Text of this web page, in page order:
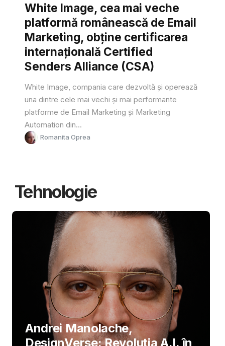
White Image, cea mai veche
platformă românească de Email
Marketing, obține certificarea
internațională Certified
Senders Alliance (CSA)
White Image, compania care dezvoltă și operează
una dintre cele mai vechi și mai performante
platforme de Email Marketing și Marketing
Automation din...
Romanita Oprea
Tehnologie
Andrei Manolache,
DesignVerse: Revoluția A.I. în